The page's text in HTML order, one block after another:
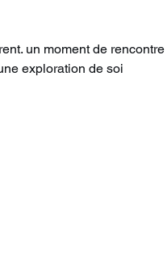
un moment de rencontre
exploration de soi